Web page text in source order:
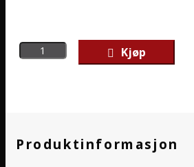
Swissvax
Waschpudel
Kjøp
Produktinformasjon